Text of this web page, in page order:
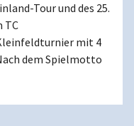
Tour und des 25.
TC
mit 4
dem Spielmotto